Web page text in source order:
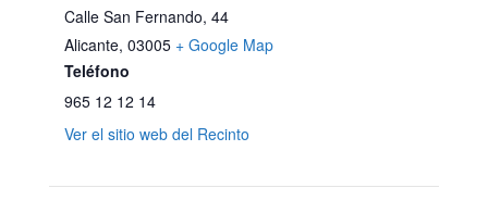
Calle San Fernando, 44
Alicante, 03005 + Google Map
Teléfono
965 12 12 14
Ver el sitio web del Recinto